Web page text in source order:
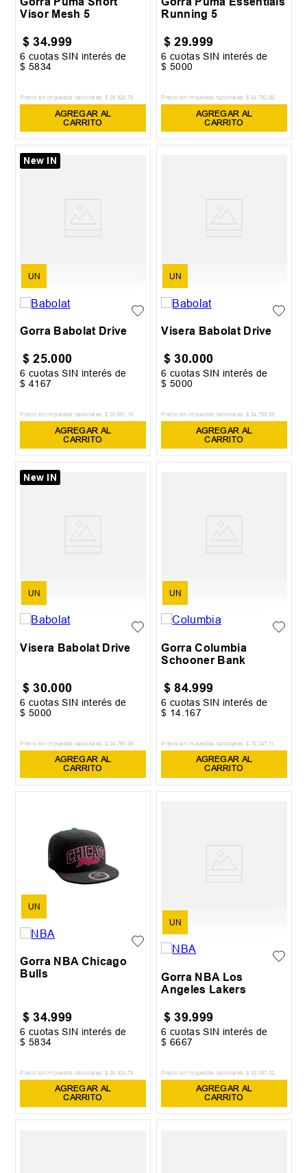
Visor Mesh 5
$ 34.999
6 cuotas SIN interés de
$ 5834
Precio sin impuestos nacionales: $ 28.924 ,79
AGREGAR AL
CARRITO
Running 5
$ 29.999
6 cuotas SIN interés de
$ 5000
Precio sin impuestos nacionales: $ 24.792 ,56
AGREGAR AL
CARRITO
New IN
UN
Gorra Babolat Drive
$ 25.000
6 cuotas SIN interés de
$ 4167
Precio sin impuestos nacionales: $ 20.661 ,16
AGREGAR AL
CARRITO
UN
Visera Babolat Drive
$ 30.000
6 cuotas SIN interés de
$ 5000
Precio sin impuestos nacionales: $ 24.793 ,39
AGREGAR AL
CARRITO
New IN
UN
Visera Babolat Drive
$ 30.000
6 cuotas SIN interés de
$ 5000
Precio sin impuestos nacionales: $ 24 793 39
AGREGAR AL
CARRITO
UN
Gorra Columbia
Schooner Bank
$ 84.999
6 cuotas SIN interés de
$ 14 167
Precio sin impuestos nacionales: $ 70 247 11
AGREGAR AL
CARRITO
UN
Gorra NBA Chicago
Bulls
$ 34.999
6 cuotas SIN interés de
$ 5834
Precio sin impuestos nacionales: $ 28 924 79
AGREGAR AL
CARRITO
UN
Gorra NBA Los
Angeles Lakers
$ 39.999
6 cuotas SIN interés de
$ 6667
Precio sin impuestos nacionales: $ 33 057 02
AGREGAR AL
CARRITO